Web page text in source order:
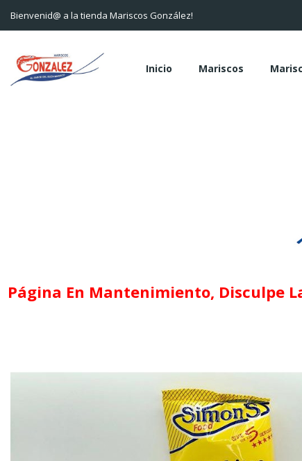
Bienvenid@ a la tienda Mariscos González!
Inicio Mariscos
Página En Mantenimiento, Disculpe